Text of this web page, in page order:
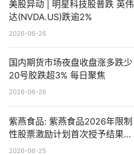
美股异动 | 明星科技股普跌 英伟
达(NVDA.US)跌逾2%
2026-06-26
国内期货市场夜盘收盘涨多跌少
20号胶跌超3% 每日聚焦
2026-06-26
紫燕食品: 紫燕食品2026年限制
性股票激励计划首次授予结果公
告-微资讯
2026-06-25